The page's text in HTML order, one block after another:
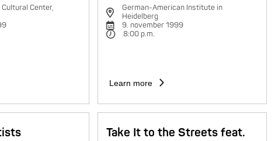
Center,
German-American Institute in
Heidelberg
9. november 1999
8:00 p.m.
Learn more
Take It to the Streets feat.